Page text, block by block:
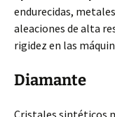
endurecidas,
aleaciones de alta
rigidez en las
Diamante
Cristales sintéticos